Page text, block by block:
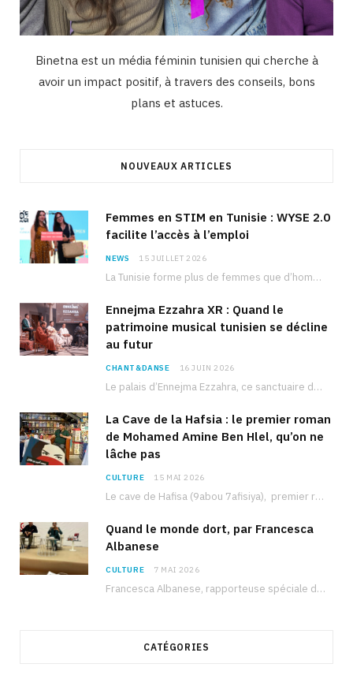
Binetna est un média féminin tunisien qui cherche à
avoir un impact positif, à travers des conseils, bons
plans et astuces.
NOUVEAUX ARTICLES
Femmes en STIM en Tunisie : WYSE 2.0
facilite l’accès à l’emploi
NEWS 15 JUILLET 2026
La Tunisie forme plus de femmes que d’hommes dans les filières scientifiques. Pourtant, pour beaucoup…
Ennejma Ezzahra XR : Quand le
patrimoine musical tunisien se décline
au futur
CHANT&DANSE 16 JUIN 2026
Le palais d’Ennejma Ezzahra, ce sanctuaire de la musique tunisienne et méditerranéenne construit par le…
La Cave de la Hafsia : le premier roman
de Mohamed Amine Ben Hlel, qu’on ne
lâche pas
CULTURE 15 MAI 2026
Le cave de Hafisa (9abou 7afisiya), premier roman du journaliste tunisien Mohamed Amine Ben Hlel,…
Quand le monde dort, par Francesca
Albanese
CULTURE 7 MAI 2026
Francesca Albanese, rapporteuse spéciale de l’ONU sur les territoires palestiniens occupés, était à Tunis pour…
CATÉGORIES